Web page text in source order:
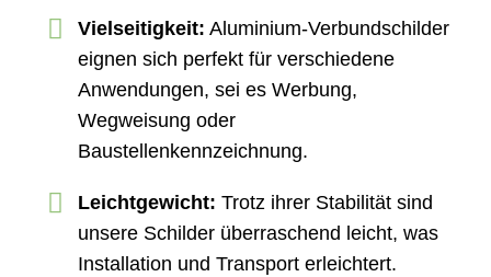
Vielseitigkeit: Aluminium-Verbundschilder
eignen sich perfekt für verschiedene
Anwendungen, sei es Werbung,
Wegweisung oder
Baustellenkennzeichnung.
Leichtgewicht:Trotz ihrer Stabilität sind
unsere Schilder überraschend leicht, was
Installation und Transport erleichtert.